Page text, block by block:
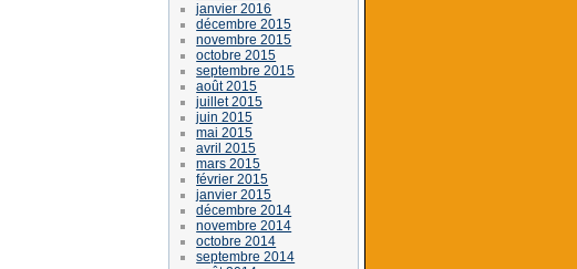
janvier 2016
décembre 2015
novembre 2015
octobre 2015
septembre 2015
août 2015
juillet 2015
juin 2015
mai 2015
avril 2015
mars 2015
février 2015
janvier 2015
décembre 2014
novembre 2014
octobre 2014
septembre 2014